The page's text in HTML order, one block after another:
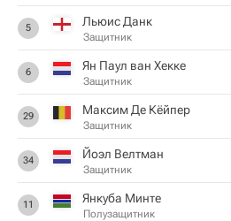
5 Льюис Данк
Защитник
6 Ян Паул ван Хекке
Защитник
29 Максим Де Кёйпер
Защитник
34 Йоэл Велтман
Защитник
11 Янкуба Минте
Полузащитник